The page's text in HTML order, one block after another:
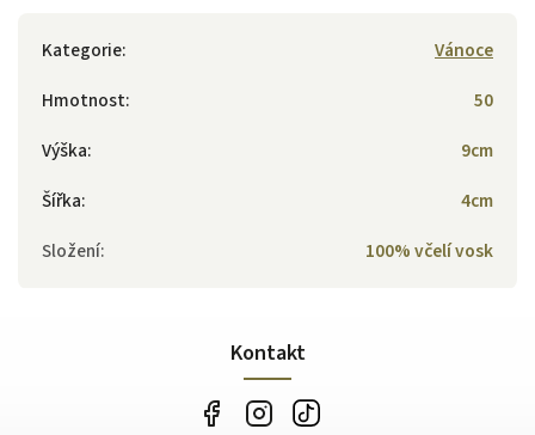
Kategorie:
Vánoce
Hmotnost:
50
Výška:
9cm
Šířka:
4cm
Složení: 100% včelí vosk
Kontakt